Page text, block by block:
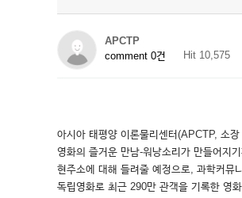
APCTP
comment 0건
Hit 10,575
아시아 태평양 이론물리센터(APCTP, 소
영화의 즐거운 만남-워낭소리가 만들어지
현주소에 대해 들려줄 예정으로, 과학커뮤
독립영화로 최근 290만 관객을 기록한 영